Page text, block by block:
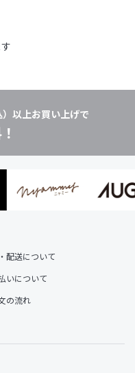
）以上お買い上げで
配送について
いについて
の流れ